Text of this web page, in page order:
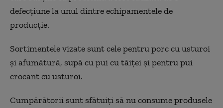
defecțiune la unul dintre echipamentele de
producție.
Sortimentele vizate sunt cele pentru porc cu usturoi
şi afumătură, supă cu pui cu tăiţei şi pentru pui
crocant cu usturoi.
Cumpărătorii sunt sfătuiți să nu consume produsele